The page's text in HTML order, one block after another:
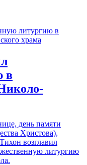
в
день памяти
Христова),
возглавил
литургию